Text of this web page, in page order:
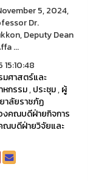
5, 2024,
Dr.
Deputy Dean
...
ศาสตร์และ
หกรรม,ประชุม,ผู้
าลัยราชภัฏ
งคณบดีฝ่ายกิจการ
ณบดีฝ่ายวิจัยและ